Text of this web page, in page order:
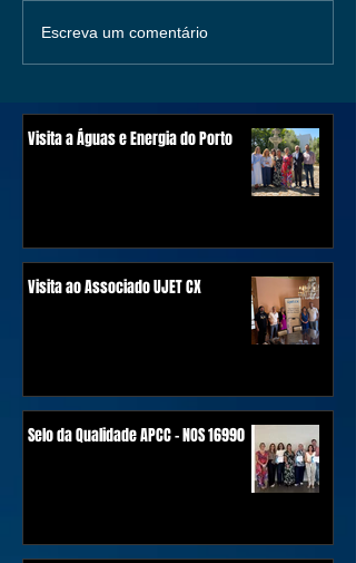
Escreva um comentário
Visita a Águas e Energia do Porto
Visita ao Associado UJET CX
Selo da Qualidade APCC - NOS 16990